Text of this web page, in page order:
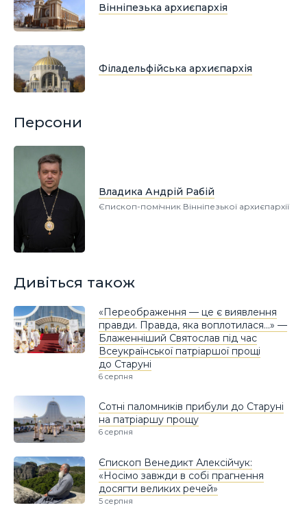
Вінніпезька архиєпархія
Філадельфійська архиєпархія
Персони
Владика Андрій Рабій
Єпископ-помічник Вінніпезької архиєпархії
Дивіться також
«Переображення — це є виявлення
правди. Правда, яка воплотилася…» —
Блаженніший Святослав під час
Всеукраїнської патріаршої прощі
до Старуні
6 серпня
Сотні паломників прибули до Старуні
на патріаршу прощу
6 серпня
Єпископ Венедикт Алексійчук:
«Носімо завжди в собі прагнення
досягти великих речей»
5 серпня